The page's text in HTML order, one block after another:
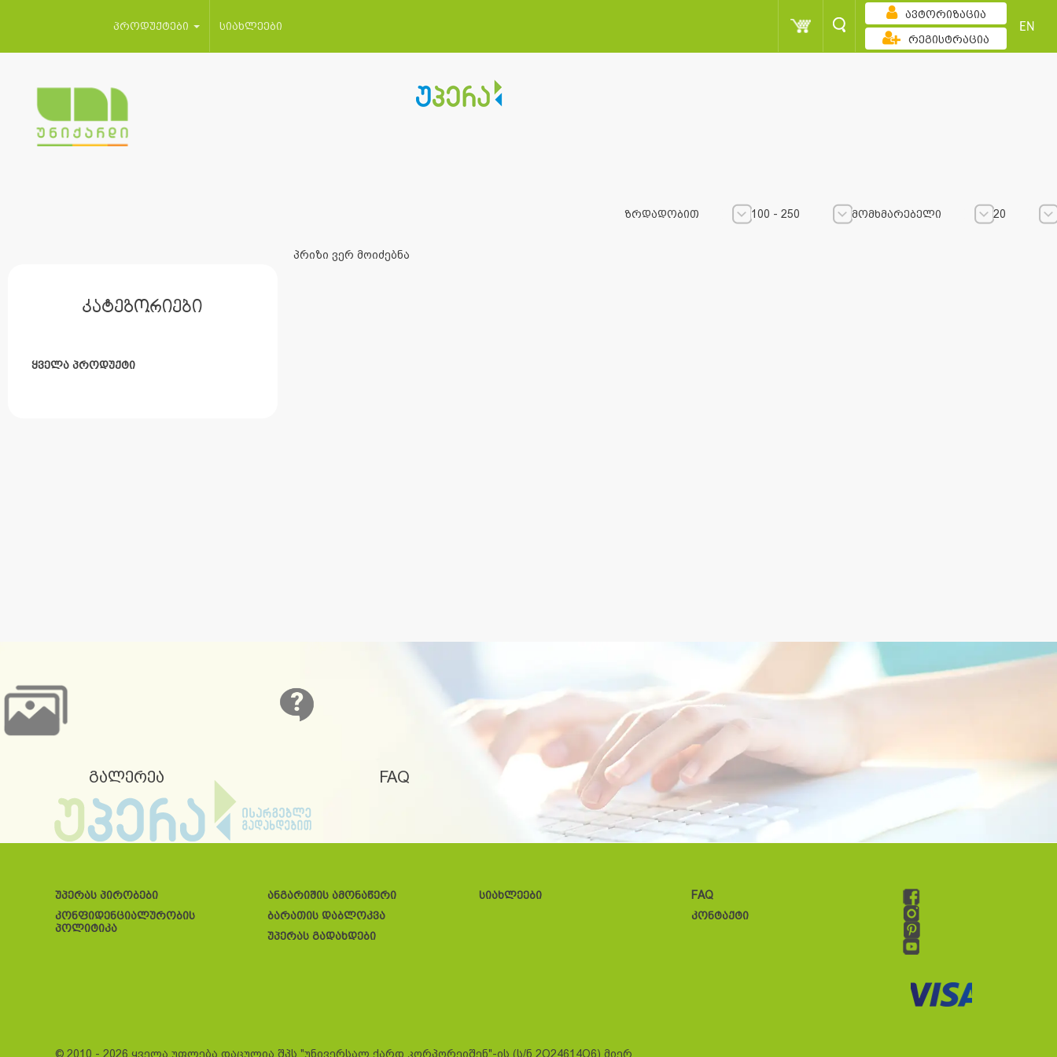
პროდუქტები სიახლეები
ავტორიზაცია
რეგისტრაცია
EN
კატეგორიები
ყველა პროდუქტი
ზრდადობით 100 - 250 მომხმარებელი
20
პრიზი ვერ მოიძებნა
გალერეა FAQ
უპერას პირობები
კონფიდენციალურობის
პოლიტიკა
ანგარიშის ამონაწერი
ბარათის დაბლოკვა
უპერას გადახდები
სიახლეები
FAQ
კონტაქტი
© 2010 - 2026 ყველა უფლება დაცულია შპს "უნივერსალ ქარდ კორპორეიშენ"-ის (ს/ნ 2O24614O6) მიერ